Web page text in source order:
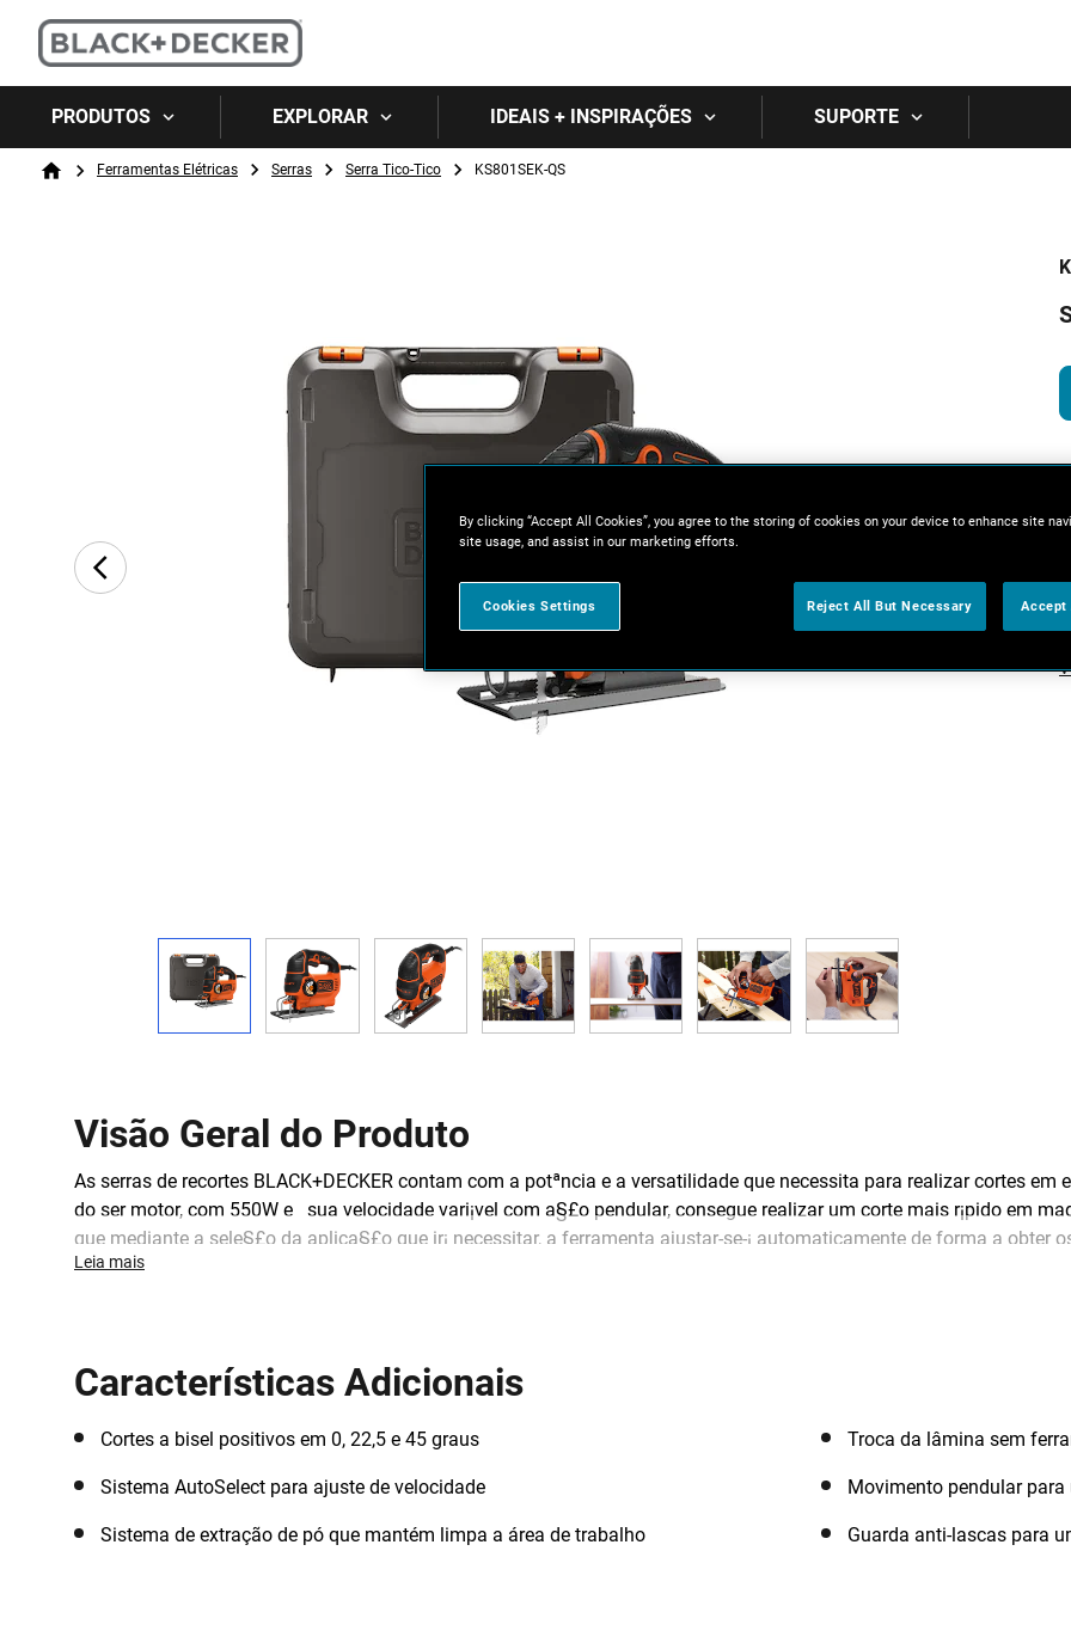
PRODUTOS EXPLORAR IDEAIS + INSPIRAÇÕES SUPORTE
Breadcrumb
HomeFerramentas Elétricas Serras Serra Tico-Tico KS801SEK-QS
Visão Geral do Produto
As serras de recortes BLACK+DECKER contam com a potªncia e a versatilidade que necessita para realizar cortes
do ser motor, com 550W e sua velocidade vari¡vel com a§£o pendular, consegue realizar um corte mais r¡pido em
que mediante a sele§£o da aplica§£o que ir¡ necessitar, a ferramenta ajustar-se-¡ automaticamente de forma a obter
de corte e baixa vibra§£o para maior precis£o, controlo e conforto. Inclui mala, guarda antilascas e 1 l¢mina de serra
Leia mais
Características Adicionais
Cortes a bisel positivos em 0, 22,5 e 45 graus
Sistema AutoSelect para ajuste de velocidade
Sistema de extração de pó que mantém limpa a área de trabalho
Troca da lâmina sem
Movimento pendular
Guarda anti-lascas para
By clicking “Accept All Cookies”, you agree to the storing of cookies on your device to enhance site
site usage, and assist in our marketing efforts.
Cookies Settings Reject All But Necessary Accept